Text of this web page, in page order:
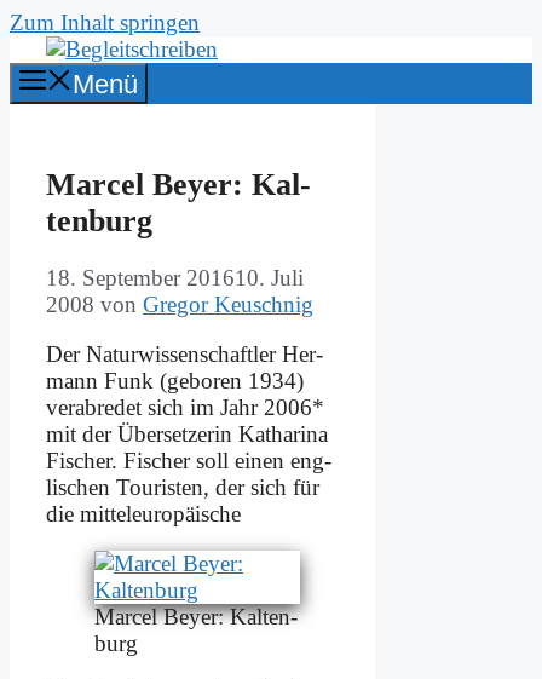
Zum Inhalt springen
Menü
Mar­cel Bey­er: Kal­
ten­burg
18. September 201610. Juli
2008 von Gregor Keuschnig
Der Na­tur­wis­sen­schaft­ler Her­
mann Funk (ge­bo­ren 1934)
ver­ab­re­det sich im Jahr 2006*
mit der Über­set­ze­rin Ka­tha­ri­na
Fi­scher. Fi­scher soll ei­nen eng­
li­schen Tou­ri­sten, der sich für
die mit­tel­eu­ro­päi­sche
Mar­cel Bey­er: Kal­ten­
burg